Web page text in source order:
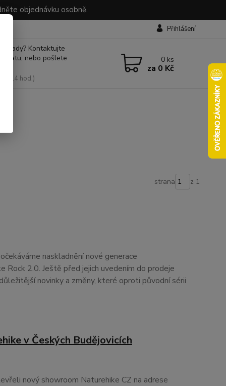
objednávku osobně.
Přihlášení
si rady? Kontaktujte
chatu, nebo pošlete
9-14 hod.)
0 ks
za 0 Kč
strana z 1
naskladnění nové generace
Rock 2.0. Ještě před jejich uvedením do prodeje
novinky a změny, které oproti původní sérii
v Českých Budějovicích
nový showroom Naturehike CZ na adrese